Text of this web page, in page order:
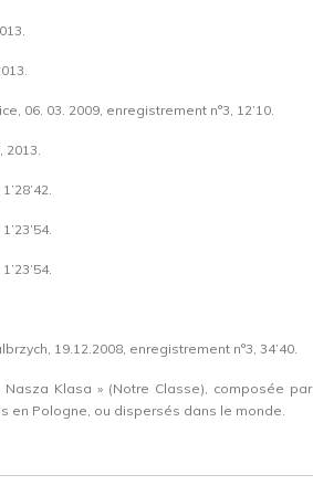
06. 03. 2009, enregistrement n°3, 12’10.
2013.
19.12.2008, enregistrement n°3, 34’40.
Nasza Klasa » (Notre Classe), composée
en Pologne, ou dispersés dans le monde.